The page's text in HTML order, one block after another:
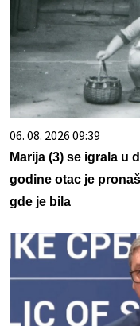
06. 08. 2026 09:39
Marija (3) se igrala u
godine otac je
gde je bila